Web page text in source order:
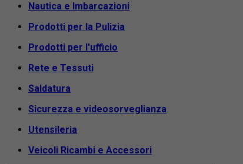
Nautica e Imbarcazioni
Prodotti per la Pulizia
Prodotti per l'ufficio
Rete e Tessuti
Saldatura
Sicurezza e videosorveglianza
Utensileria
Veicoli Ricambi e Accessori